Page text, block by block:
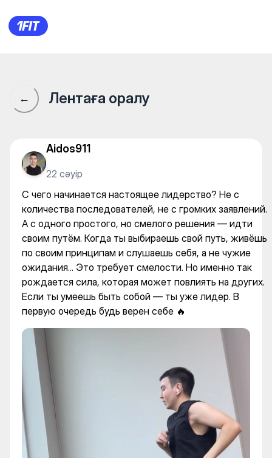
Xпресс Fitness на
← Лентаға оралу
Aidos911
22 сәуір
С чего начинается настоящее лидерство? Не с
количества последователей, не с громких заявлений.
А с одного простого, но смелого решения — идти
своим путём. Когда ты выбираешь свой путь, живёшь
по своим принципам и слушаешь себя, а не чужие
ожидания... Это требует смелости. Но именно так
рождается сила, которая может повлиять на других.
Если ты умеешь быть собой — ты уже лидер. В
первую очередь будь верен себе 🔥